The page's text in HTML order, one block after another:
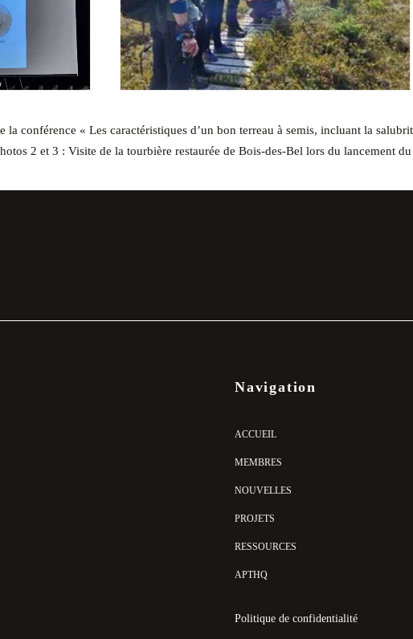
conférence « Les caractéristiques d’un bon terreau à semis, incluant la
2 et 3 : Visite de la tourbière restaurée de Bois-des-Bel lors du lancement
Navigation
ACCUEIL
MEMBRES
NOUVELLES
PROJETS
RESSOURCES
APTHQ
Politique de confidentialité